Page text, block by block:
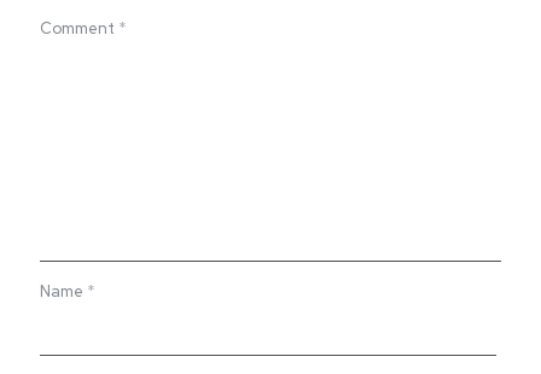
Comment *
Name *